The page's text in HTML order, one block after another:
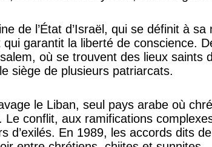
de l’État d’Israël, qui se définit à
garantit la liberté de conscience.
où se trouvent des lieux saints
siège de plusieurs patriarcats.
le Liban, seul pays arabe où
Le conflit, aux ramifications
d’exilés. En 1989, les accords dits